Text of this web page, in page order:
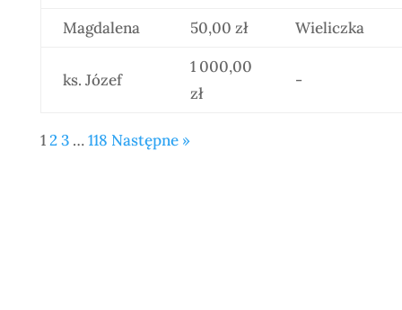
Magdalena
50,00 zł Wieliczka
ks. Józef
1 000,00
zł
-
123 …118 Następne »